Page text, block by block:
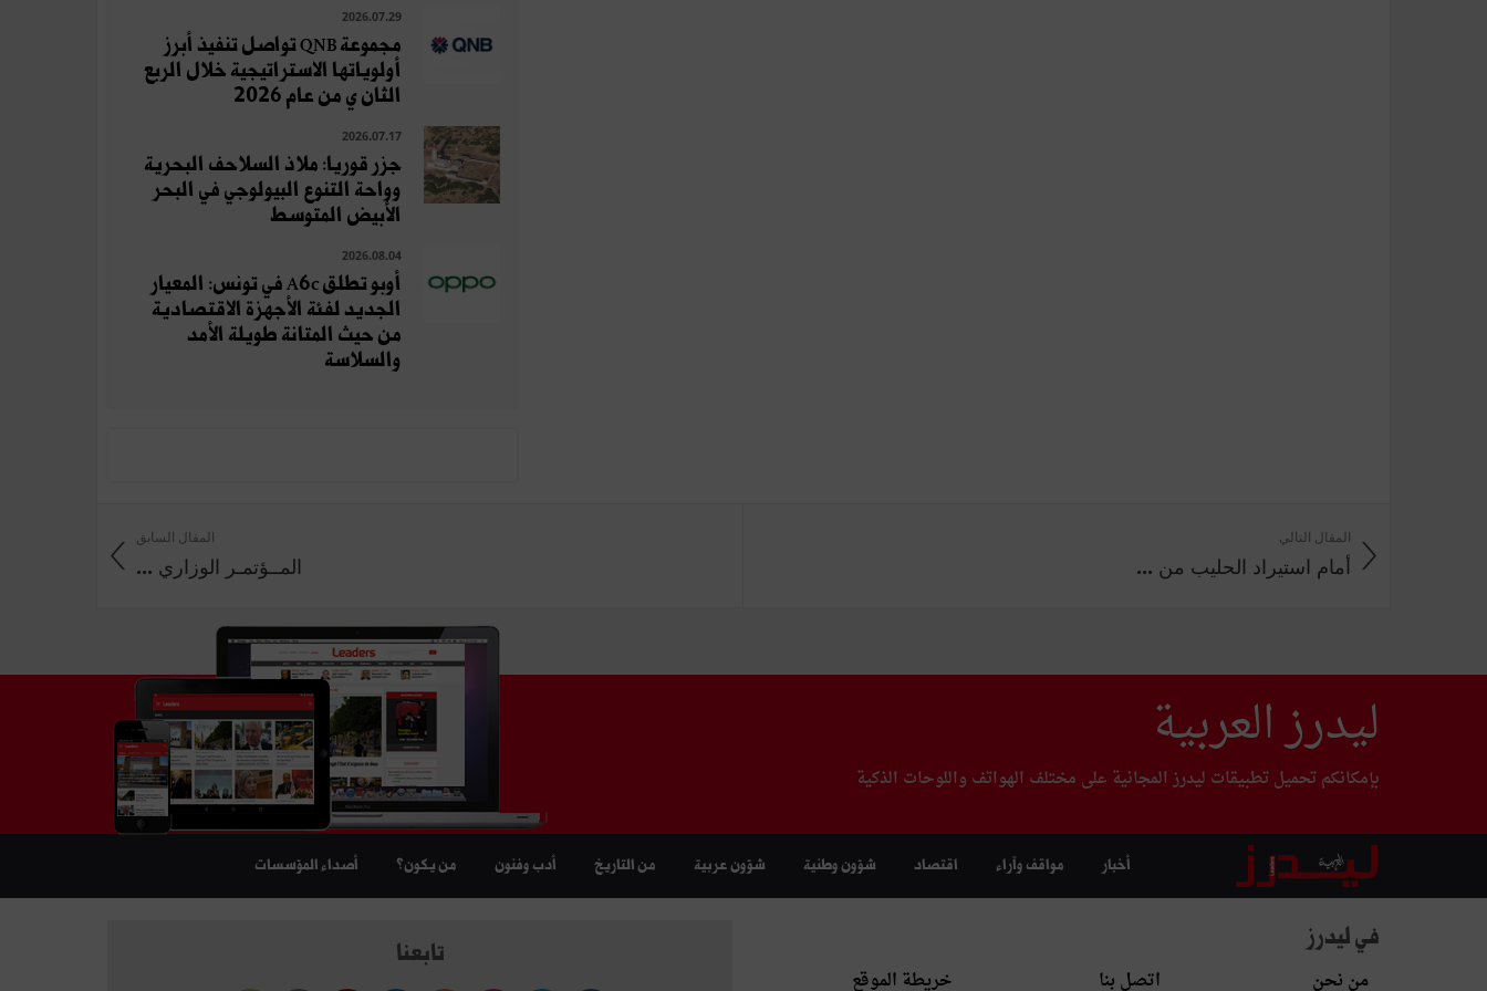
2026.07.29
مجموعة QNB تواصل تنفيذ أبرز
أولوياتها الاستراتيجية خلال الربع
الثان ي من عام 2026
2026.07.17
جزر قوريا: ملاذ السلاحف البحرية
وواحة التنوع البيولوجي في البحر
الأبيض المتوسط
2026.08.04
أوبو تطلق A6c في تونس: المعيار
الجديد لفئة الأجهزة الاقتصادية
من حيث المتانة طويلة الأمد
والسلاسة
المقال السابق
المــؤتمـر الوزاري ...
المقال التالي
أمام استيراد الحليب من ...
ليدرز العربية
بإمكانكم تحميل تطبيقات ليدرز المجانية على مختلف الهواتف واللوحات الذكية
أخبار مواقف وآراء اقتصاد شؤون وطنية شؤون عربية من التاريخ أدب وفنون من يكون؟ أصداء المؤسسات
في ليدرز
من نحن اتصل بنا خريطة الموقع
تابعنا